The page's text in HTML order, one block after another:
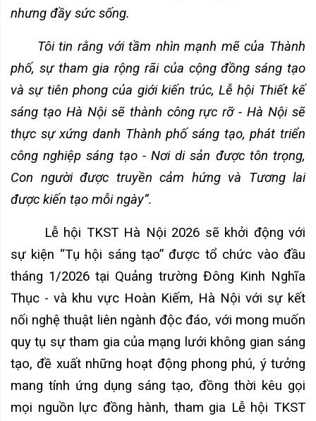
nhưng đầy sức sống.
Tôi tin rằng với tầm nhìn mạnh mẽ của Thành
phố, sự tham gia rộng rãi của cộng đồng sáng tạo
và sự tiên phong của giới kiến trúc, Lễ hội Thiết kế
sáng tạo Hà Nội sẽ thành công rực rỡ - Hà Nội sẽ
thực sự xứng danh Thành phố sáng tạo, phát triển
công nghiệp sáng tạo - Nơi di sản được tôn trọng,
Con người được truyền cảm hứng và Tương lai
được kiến tạo mỗi ngày”.
Lễ hội TKST Hà Nội 2026 sẽ khởi động với
sự kiện “Tụ hội sáng tạo” được tổ chức vào đầu
tháng 1/2026 tại Quảng trường Đông Kinh Nghĩa
Thục - và khu vực Hoàn Kiếm, Hà Nội với sự kết
nối nghệ thuật liên ngành độc đáo, với mong muốn
quy tụ sự tham gia của mạng lưới không gian sáng
tạo, đề xuất những hoạt động phong phú, ý tưởng
mang tính ứng dụng sáng tạo, đồng thời kêu gọi
mọi nguồn lực đồng hành, tham gia Lễ hội TKST